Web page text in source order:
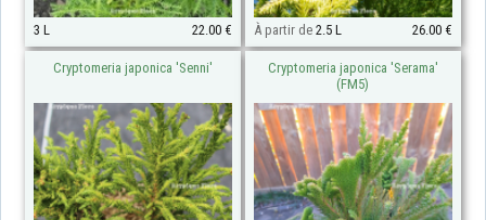
3 L 22.00 € À partir de2.5 L 26.00 €
Cryptomeria japonica 'Senni'
Cryptomeria japonica 'Serama'
(FM5)